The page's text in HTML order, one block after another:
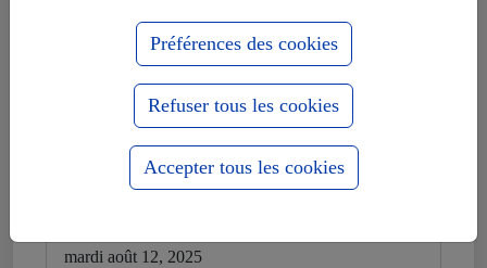
mardi août 12, 2025
Préférences des cookies
Refuser tous les cookies
Accepter tous les cookies